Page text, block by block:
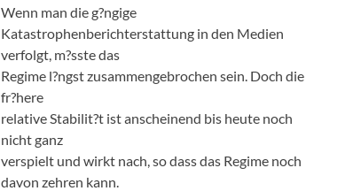
Wenn man die g?ngige
Katastrophenberichterstattung in den Medien
verfolgt, m?sste das
Regime l?ngst zusammengebrochen sein. Doch die
fr?here
relative Stabilit?t ist anscheinend bis heute noch
nicht ganz
verspielt und wirkt nach, so dass das Regime noch
davon zehren kann.